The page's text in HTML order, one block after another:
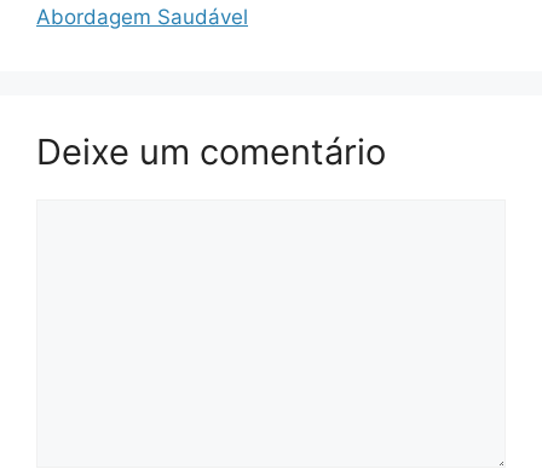
Abordagem Saudável
Deixe um comentário